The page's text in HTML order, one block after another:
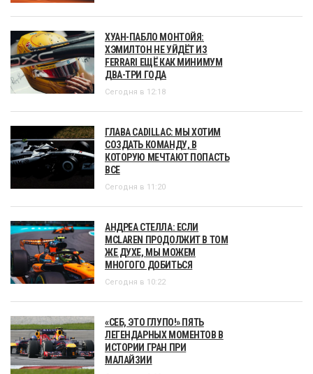
ХУАН-ПАБЛО МОНТОЙЯ:
ХЭМИЛТОН НЕ УЙДЁТ ИЗ
FERRARI ЕЩЁ КАК МИНИМУМ
ДВА-ТРИ ГОДА
Сегодня в 12:18
ГЛАВА CADILLAC: МЫ ХОТИМ
СОЗДАТЬ КОМАНДУ, В
КОТОРУЮ МЕЧТАЮТ ПОПАСТЬ
ВСЕ
Сегодня в 11:20
АНДРЕА СТЕЛЛА: ЕСЛИ
MCLAREN ПРОДОЛЖИТ В ТОМ
ЖЕ ДУХЕ, МЫ МОЖЕМ
МНОГОГО ДОБИТЬСЯ
Сегодня в 10:22
«СЕБ, ЭТО ГЛУПО!» ПЯТЬ
ЛЕГЕНДАРНЫХ МОМЕНТОВ В
ИСТОРИИ ГРАН ПРИ
МАЛАЙЗИИ